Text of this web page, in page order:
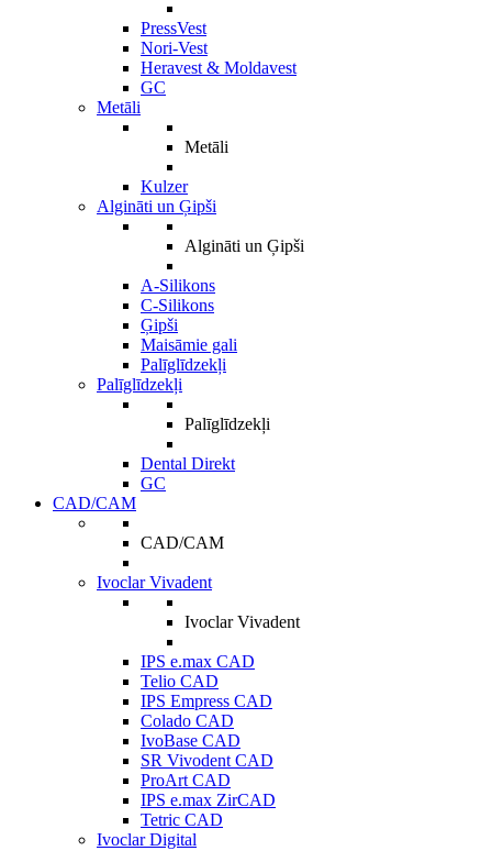
PressVest
Nori-Vest
Heravest & Moldavest
GC
Metāli
Metāli
Kulzer
Algināti un Ģipši
Algināti un Ģipši
A-Silikons
C-Silikons
Ģipši
Maisāmie gali
Palīglīdzekļi
Palīglīdzekļi
Palīglīdzekļi
Dental Direkt
GC
CAD/CAM
CAD/CAM
Ivoclar Vivadent
Ivoclar Vivadent
IPS e.max CAD
Telio CAD
IPS Empress CAD
Colado CAD
IvoBase CAD
SR Vivodent CAD
ProArt CAD
IPS e.max ZirCAD
Tetric CAD
Ivoclar Digital